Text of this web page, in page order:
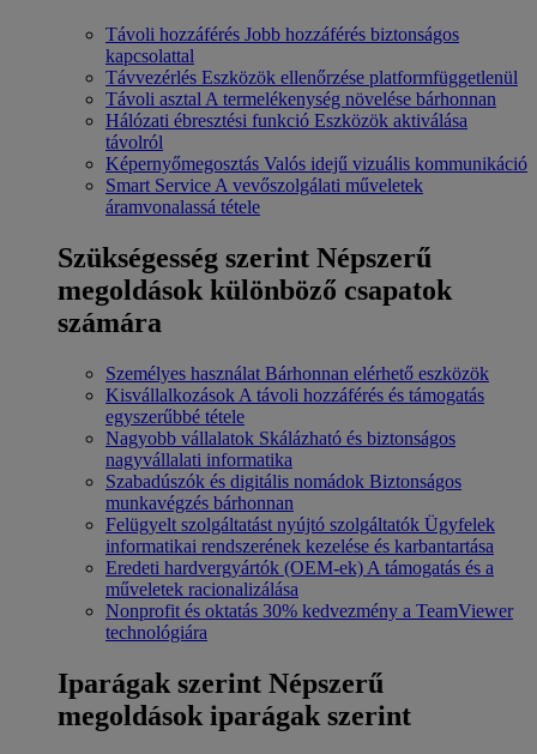
Távoli hozzáférés Jobb hozzáférés biztonságos
kapcsolattal
Távvezérlés Eszközök ellenőrzése platformfüggetlenül
Távoli asztal A termelékenység növelése bárhonnan
Hálózati ébresztési funkció Eszközök aktiválása
távolról
Képernyőmegosztás Valós idejű vizuális kommunikáció
Smart Service A vevőszolgálati műveletek
áramvonalassá tétele
Szükségesség szerint Népszerű
megoldások különböző csapatok
számára
Személyes használat Bárhonnan elérhető eszközök
Kisvállalkozások A távoli hozzáférés és támogatás
egyszerűbbé tétele
Nagyobb vállalatok Skálázható és biztonságos
nagyvállalati informatika
Szabadúszók és digitális nomádok Biztonságos
munkavégzés bárhonnan
Felügyelt szolgáltatást nyújtó szolgáltatók Ügyfelek
informatikai rendszerének kezelése és karbantartása
Eredeti hardvergyártók (OEM-ek) A támogatás és a
műveletek racionalizálása
Nonprofit és oktatás 30% kedvezmény a TeamViewer
technológiára
Iparágak szerint Népszerű
megoldások iparágak szerint